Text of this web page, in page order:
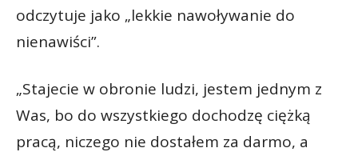
odczytuje jako „lekkie nawoływanie do
nienawiści”.
„Stajecie w obronie ludzi, jestem jednym z
Was, bo do wszystkiego dochodzę ciężką
pracą, niczego nie dostałem za darmo, a